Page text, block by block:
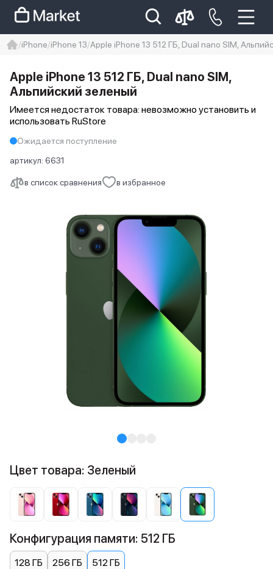
Iphone 14 pro max
айфон 14
iPhone iPhone 13 Apple iPhone 13 512 ГБ, Dual nano SIM,
в список сравнения в избранное
Apple iPhone 13 512 ГБ, Dual nano SIM,
Альпийский зеленый
Имеется недостаток товара: невозможно установить и
использовать RuStore
Ожидается поступление
артикул: 6631
Цвет товара: Зеленый
Конфигурация памяти: 512 ГБ
128 ГБ 256 ГБ 512 ГБ